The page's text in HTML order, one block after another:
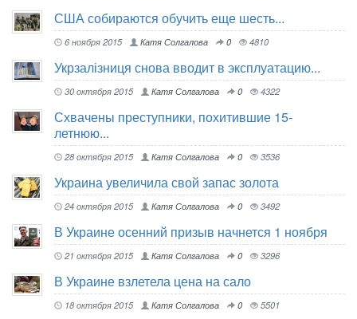
США собираются обучить еще шесть...
6 ноября 2015 Катя Солгалова 0 4810
Укрзалізниця снова вводит в эксплуатацию...
30 октября 2015 Катя Солгалова 0 4322
Схвачены преступники, похитившие 15-
летнюю...
28 октября 2015 Катя Солгалова 0 3536
Украина увеличила свой запас золота
24 октября 2015 Катя Солгалова 0 3492
В Украине осенний призыв начнется 1 ноября
21 октября 2015 Катя Солгалова 0 3296
В Украине взлетела цена на сало
18 октября 2015 Катя Солгалова 0 5501